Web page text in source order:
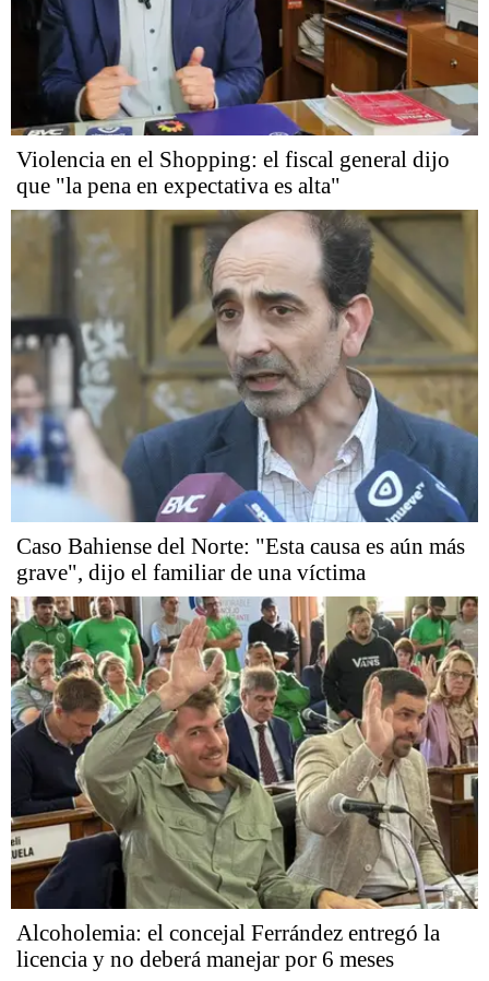
Violencia en el Shopping: el fiscal general dijo
que "la pena en expectativa es alta"
Caso Bahiense del Norte: "Esta causa es aún más
grave", dijo el familiar de una víctima
Alcoholemia: el concejal Ferrández entregó la
licencia y no deberá manejar por 6 meses